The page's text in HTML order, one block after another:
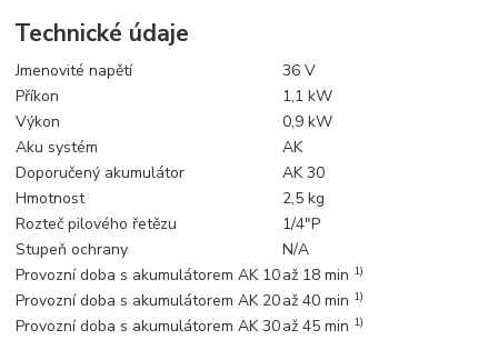
Technické údaje
Jmenovité napětí
36 V
Příkon
1,1 kW
Výkon
0,9 kW
Aku systém
AK
Doporučený akumulátor
AK 30
Hmotnost
2,5 kg
Rozteč pilového řetězu
1/4"P
Stupeň ochrany
N/A
Provozní doba s akumulátorem AK 10až 18 min 1)
Provozní doba s akumulátorem AK 20až 40 min 1)
Provozní doba s akumulátorem AK 30až 45 min 1)